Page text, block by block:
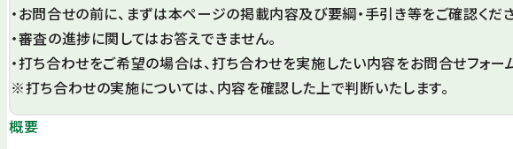
・お問合せの前に、まずは本ページの掲載内容及び要綱・手引き等をご確認くださ
・審査の進捗に関してはお答えできません。
・打ち合わせをご希望の場合は、打ち合わせを実施したい内容をお問合せフォー
※打ち合わせの実施については、内容を確認した上で判断いたします。
概要